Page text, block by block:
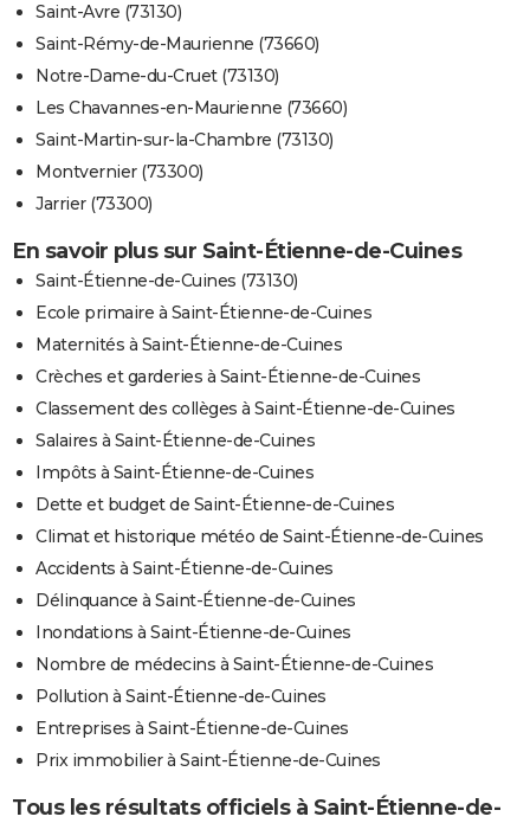
Saint-Avre (73130)
Saint-Rémy-de-Maurienne (73660)
Notre-Dame-du-Cruet (73130)
Les Chavannes-en-Maurienne (73660)
Saint-Martin-sur-la-Chambre (73130)
Montvernier (73300)
Jarrier (73300)
En savoir plus sur Saint-Étienne-de-Cuines
Saint-Étienne-de-Cuines (73130)
Ecole primaire à Saint-Étienne-de-Cuines
Maternités à Saint-Étienne-de-Cuines
Crèches et garderies à Saint-Étienne-de-Cuines
Classement des collèges à Saint-Étienne-de-Cuines
Salaires à Saint-Étienne-de-Cuines
Impôts à Saint-Étienne-de-Cuines
Dette et budget de Saint-Étienne-de-Cuines
Climat et historique météo de Saint-Étienne-de-Cuines
Accidents à Saint-Étienne-de-Cuines
Délinquance à Saint-Étienne-de-Cuines
Inondations à Saint-Étienne-de-Cuines
Nombre de médecins à Saint-Étienne-de-Cuines
Pollution à Saint-Étienne-de-Cuines
Entreprises à Saint-Étienne-de-Cuines
Prix immobilier à Saint-Étienne-de-Cuines
Tous les résultats officiels à Saint-Étienne-de-